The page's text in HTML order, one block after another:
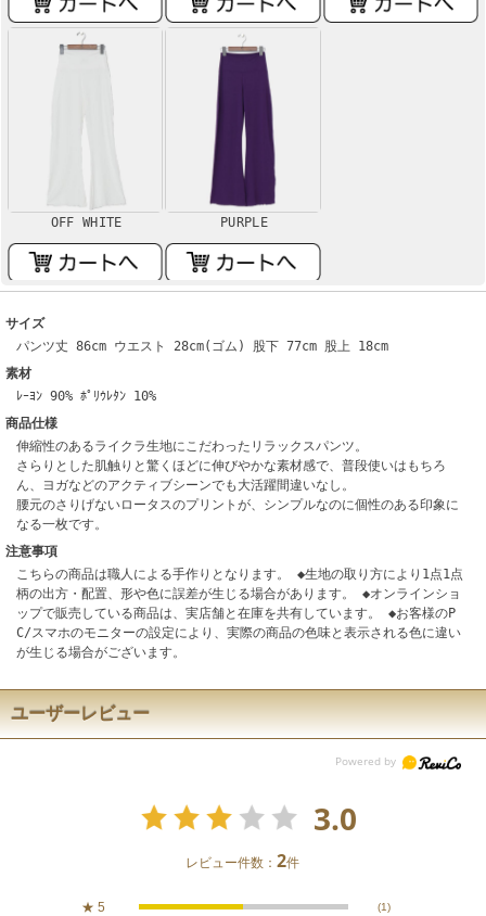
OFF WHITE PURPLE
サイズ
パンツ丈 86cm ウエスト 28cm(ゴム) 股下 77cm 股上 18cm
素材
ﾚｰﾖﾝ 90% ﾎﾟﾘｳﾚﾀﾝ 10%
商品仕様
伸縮性のあるライクラ生地にこだわったリラックスパンツ。
さらりとした肌触りと驚くほどに伸びやかな素材感で、普段使いはもちろ
ん、ヨガなどのアクティブシーンでも大活躍間違いなし。
腰元のさりげないロータスのプリントが、シンプルなのに個性のある印象に
なる一枚です。
注意事項
こちらの商品は職人による手作りとなります。 ◆生地の取り方により1点1点
柄の出方・配置、形や色に誤差が生じる場合があります。 ◆オンラインショ
ップで販売している商品は、実店舗と在庫を共有しています。 ◆お客様のP
C/スマホのモニターの設定により、実際の商品の色味と表示される色に違い
が生じる場合がございます。
ユーザーレビュー
3.0
レビュー件数：2件
★ 5 (1)